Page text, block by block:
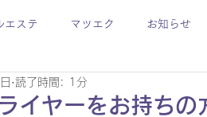
エステ マツエク お知らせ
リュームラッシュ
イヤーをお持ちの
読了時間: 1分